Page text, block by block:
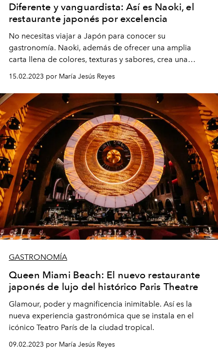
Diferente y vanguardista: Así es Naoki, el
restaurante japonés por excelencia
No necesitas viajar a Japón para conocer su
gastronomía. Naoki, además de ofrecer una amplia
carta llena de colores, texturas y sabores, crea una
lugareños como extranjeros.
15.02.2023 por María Jesús Reyes
GASTRONOMÍA
Queen Miami Beach: El nuevo restaurante
japonés de lujo del histórico Paris Theatre
Glamour, poder y magnificencia inimitable. Así es la
nueva experiencia gastronómica que se instala en el
icónico Teatro París de la ciudad tropical.
09.02.2023 por María Jesús Reyes